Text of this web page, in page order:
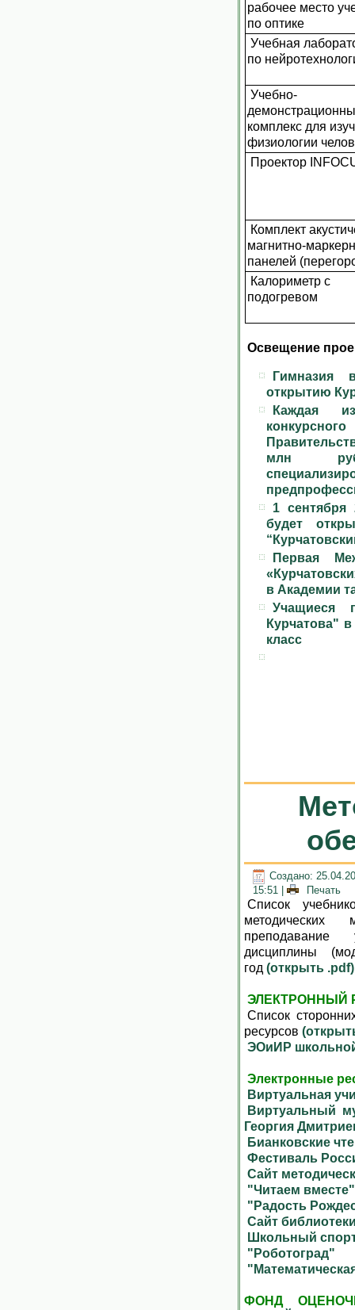
рабочее место
по оптике
Учебная
по
Учебно-
комплекс для
физиологии
Проектор
Комплект
магнитно-
панелей
Калориметр с
подогревом
Освещение
Гимназия
открытию
Каждая
млн
1
будет
Первая
в Академии
Учащиеся
Курчатова"
класс
Создано:
15:51
Печать
Список
методических
преподавание
дисциплины
год (открыть .pdf)
ЭЛЕКТРОННЫЙ
Список
ресурсов
ЭОиИР
Электронные
Виртуальная
Виртуальный
Георгия
Бианковские
Фестиваль
Сайт
"Читаем вместе"
"Радость
Сайт
Школьный
"Роботоград"
ФОНД